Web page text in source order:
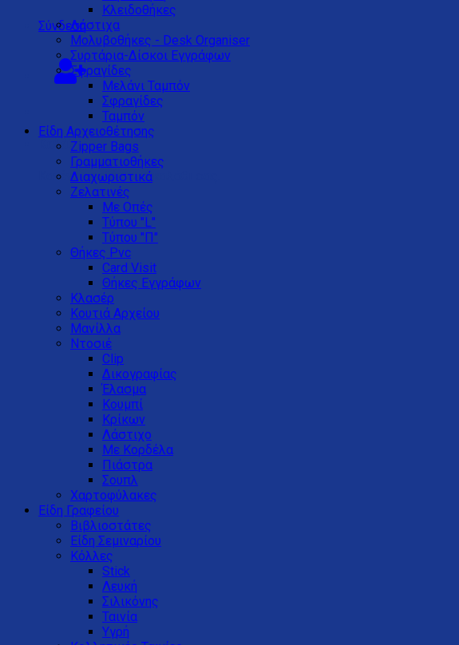
Σύνδεση
Καλάθι
Κανένα προϊόν στο καλάθι σας.
Κλειδοθήκες
Λάστιχα
Μολυβοθήκες - Desk Organiser
Συρτάρια-Δίσκοι Eγγράφων
Σφραγίδες
Μελάνι Ταμπόν
Σφραγίδες
Ταμπόν
Είδη Αρχειοθέτησης
Zipper Bags
Γραμματιοθήκες
Διαχωριστικά
Ζελατινές
Με Οπές
Τύπου "L"
Τύπου "Π"
Θήκες Pvc
Card Visit
Θήκες Εγγράφων
Κλασέρ
Κουτιά Αρχείου
Μανίλλα
Ντοσιέ
Clip
Δικογραφίας
Έλασμα
Κουμπί
Κρίκων
Λάστιχο
Με Κορδέλα
Πιάστρα
Σουπλ
Χαρτοφύλακες
Είδη Γραφείου
Βιβλιοστάτες
Είδη Σεμιναρίου
Κόλλες
Stick
Λευκή
Σιλικόνης
Ταινία
Υγρή